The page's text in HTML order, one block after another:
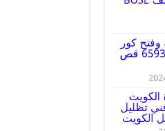
كور
تكييف 65932555 قص
الكويت
فني تظليل
الكويت